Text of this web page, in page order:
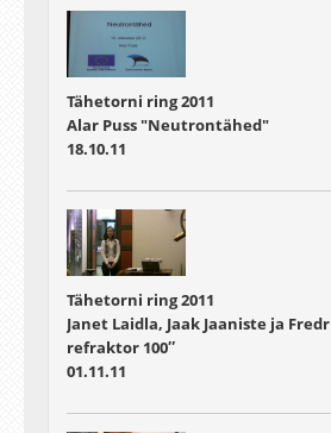
Tähetorni ring 2011
Alar Puss "Neutrontähed"
18.10.11
Tähetorni ring 2011
Janet Laidla, Jaak Jaaniste ja
refraktor 100″
01.11.11